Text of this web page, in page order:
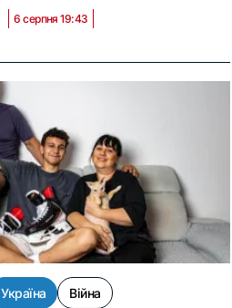
6 серпня 19:43
Україна Війна